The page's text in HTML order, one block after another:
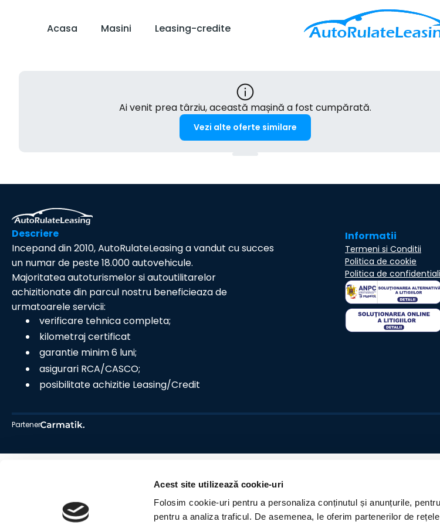
Acest site utilizează cookie-uri
Folosim cookie-uri pentru a personaliza conținutul și anunțurile,
pentru a analiza traficul. De asemenea, le oferim partenerilor de
Acasa Masini Leasing-credite
Ai venit prea târziu, această mașină a fost cumpărată.
Vezi alte oferte similare
Descriere
Incepand din 2010, AutoRulateLeasing a vandut cu succes
un numar de peste 18.000 autovehicule.
Majoritatea autoturismelor si autoutilitarelor
achizitionate din parcul nostru beneficieaza de
urmatoarele servicii:
verificare tehnica completa;
kilometraj certificat
garantie minim 6 luni;
asigurari RCA/CASCO;
posibilitate achizitie Leasing/Credit
Informatii
Termeni si Conditii
Politica de cookie
Politica de
Partener